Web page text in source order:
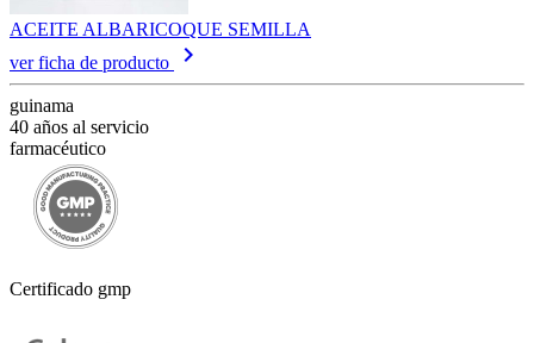
ACEITE ALBARICOQUE SEMILLA
ver ficha de producto
keyboard_arrow_right
guinama
40 años al servicio
farmacéutico
Certificado gmp